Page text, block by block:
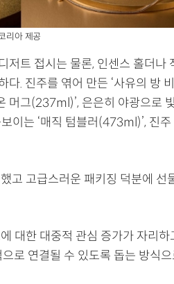
리아 제공
저트 접시는 물론, 인센스 홀더나
. 진주를 엮어 만든 ‘사유의 방
머그(237ml)’, 은은히 야광으로
이는 ‘매직 텀블러(473ml)’, 진
고 고급스러운 패키징 덕분에 선
대한 대중적 관심 증가가 자리하
로 연결될 수 있도록 돕는 방식